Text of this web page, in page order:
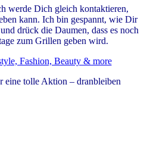
werde Dich gleich kontaktieren,
kann. Ich bin gespannt, wie Dir
drück die Daumen, dass es noch
zum Grillen geben wird.
eine tolle Aktion – dranbleiben